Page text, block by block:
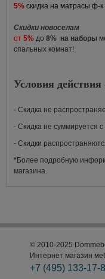
5% скидка на матрасы ф-
Скидки новоселам
от 5% до 8% на наборы
спальных комнат!
Условия
- Скидка не
- Скидка не суммируется с
- Скидки
*Более подробную
магазина.
© 2010-2025
Интернет магазин
+7 (495) 133-17-